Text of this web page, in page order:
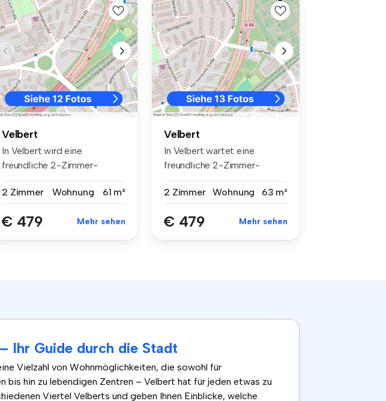
Velbert
In Velbert wird eine
freundliche 2-Zimmer-
2 Zimmer
Wohnung 61 m²
€ 479 Mehr sehen
Velbert
In Velbert wartet eine
freundliche 2-Zimmer-
2 Zimmer
Wohnung 63 m²
€ 479 Mehr sehen
Ihr Guide durch die Stadt
Vielzahl von Wohnmöglichkeiten, die sowohl für
bis hin zu lebendigen Zentren – Velbert hat für jeden etwas zu
Viertel Velberts und geben Ihnen Einblicke, welche